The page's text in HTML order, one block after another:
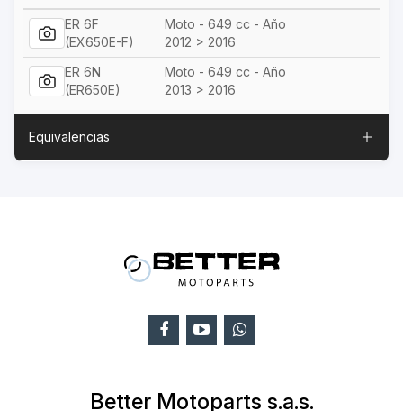
ER 6F
(EX650E-F)
Moto - 649 cc - Año
2012 > 2016
ER 6N
(ER650E)
Moto - 649 cc - Año
2013 > 2016
Equivalencias
Better Motoparts s.a.s.